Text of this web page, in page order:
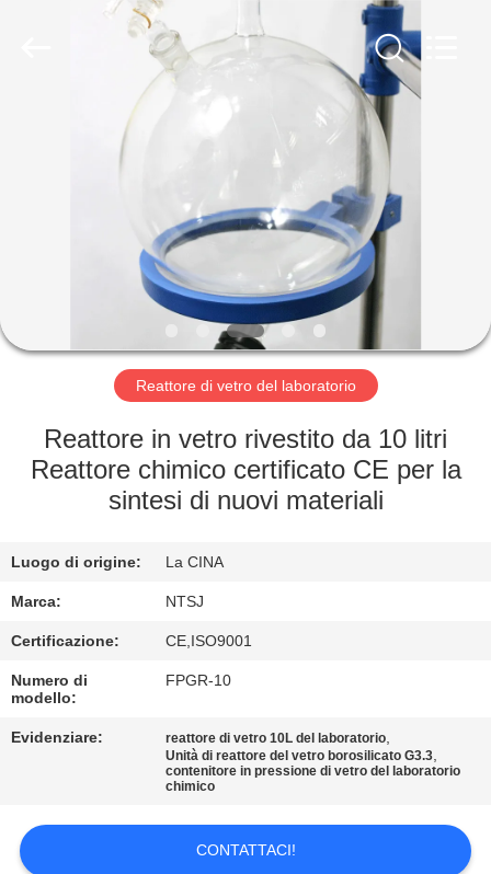
GIRO
FABBRICA
CONTROLLO
QUALITÀ
CONTATTICI
NOTIZIE
CITAZIONE
Reattore di vetro del laboratorio
Reattore in vetro rivestito da 10 litri
Reattore chimico certificato CE per la
sintesi di nuovi materiali
Luogo di origine: La CINA
Marca: NTSJ
Certificazione: CE,ISO9001
Numero di
modello:
FPGR-10
Evidenziare: reattore di vetro 10L del laboratorio,
Unità di reattore del vetro borosilicato G3.3,
contenitore in pressione di vetro del laboratorio
chimico
CONTATTACI!